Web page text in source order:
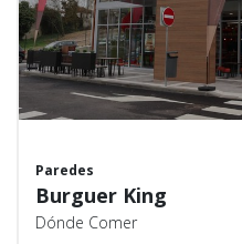
Paredes
Burguer King
Dónde Comer